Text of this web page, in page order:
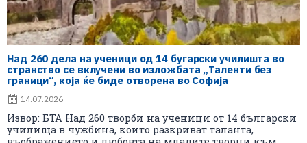
Над 260 дела на ученици од 14 бугарски училишта во
странство се вклучени во изложбата „Таленти без
граници“, која ќе биде отворена во Софија
14.07.2026
Извор: БТА Над 260 творби на ученици от 14 български
училища в чужбина, които разкриват таланта,